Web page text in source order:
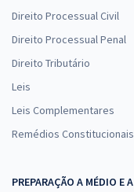
Direito Processual Civil
Direito Processual Penal
Direito Tributário
Leis
Leis Complementares
Remédios Constitucionais
PREPARAÇÃO A MÉDIO E A